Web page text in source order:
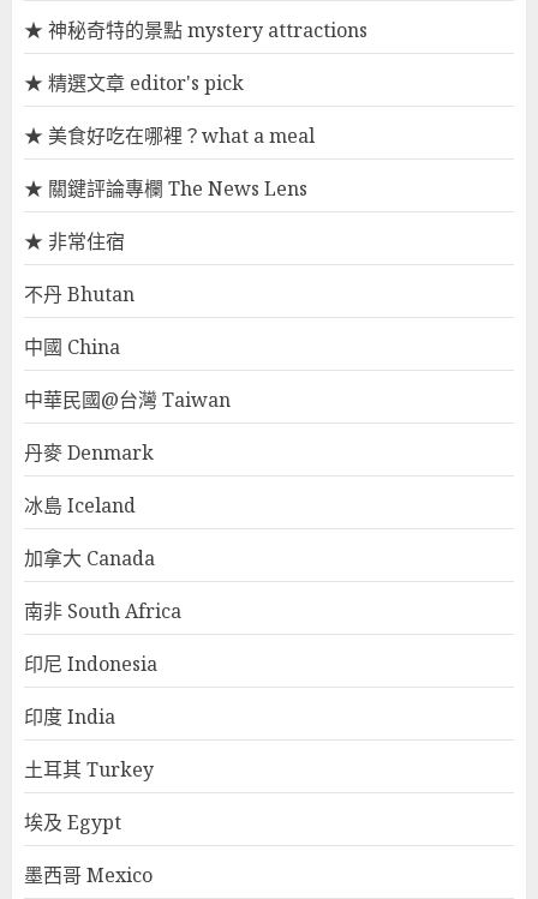
★ 神秘奇特的景點 mystery attractions
★ 精選文章 editor's pick
★ 美食好吃在哪裡？what a meal
★ 關鍵評論專欄 The News Lens
★ 非常住宿
不丹 Bhutan
中國 China
中華民國@台灣 Taiwan
丹麥 Denmark
冰島 Iceland
加拿大 Canada
南非 South Africa
印尼 Indonesia
印度 India
土耳其 Turkey
埃及 Egypt
墨西哥 Mexico